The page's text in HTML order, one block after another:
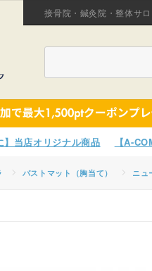
接骨院・鍼灸院・整体サ
】当店オリジナル商品 【A-
バストマット（胸当て） ニュ